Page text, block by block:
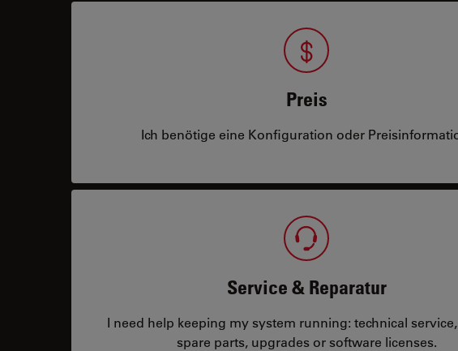
Preis
Ich benötige eine Konfiguration oder
Service & Reparatur
I need help keeping my system running: technical
spare parts, upgrades or software licenses.